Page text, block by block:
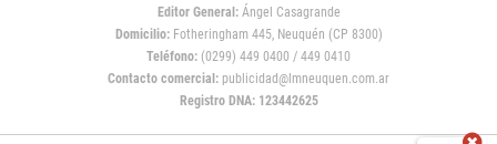
Editor General:Ángel Casagrande
Domicilio:Fotheringham 445, Neuquén (CP 8300)
Teléfono: (0299) 449 0400 / 449 0410
Contacto comercial: publicidad@lmneuquen.com.ar
Registro DNA: 123442625